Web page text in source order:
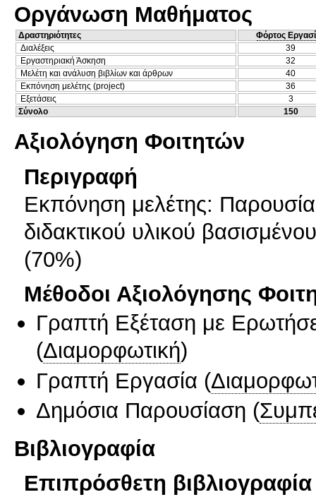
Οργάνωση Μαθήματος
Δραστηριότητες
Φόρτος
Διαλέξεις
39
Εργαστηριακή Άσκηση
32
Μελέτη και ανάλυση βιβλίων και άρθρων
40
Εκπόνηση μελέτης (project)
36
Εξετάσεις
3
Σύνολο
150
Αξιολόγηση Φοιτητών
Περιγραφή
Εκπόνηση μελέτης:
διδακτικού υλικού
(70%)
Μέθοδοι Αξιολόγησης
Γραπτή Εξέταση με
(Διαμορφωτική)
Γραπτή Εργασία (
Δημόσια Παρουσίαση (
Βιβλιογραφία
Επιπρόσθετη βιβλιογραφία